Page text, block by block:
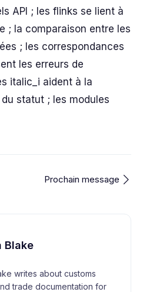
API ; les flinks se lient à
; la comparaison entre les
; les correspondances
les erreurs de
italic_i aident à la
statut ; les modules
Prochain message
Blake
writes about customs
trade documentation for